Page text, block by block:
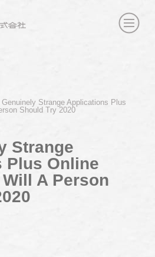
Genuinely Strange Applications Plus
Should Try 2020
Strange
Plus Online
A Person